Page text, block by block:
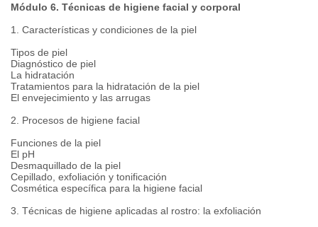
Módulo 6. Técnicas de higiene facial y corporal
1. Características y condiciones de la piel
Tipos de piel
Diagnóstico de piel
La hidratación
Tratamientos para la hidratación de la piel
El envejecimiento y las arrugas
2. Procesos de higiene facial
Funciones de la piel
El pH
Desmaquillado de la piel
Cepillado, exfoliación y tonificación
Cosmética específica para la higiene facial
3. Técnicas de higiene aplicadas al rostro: la exfoliación